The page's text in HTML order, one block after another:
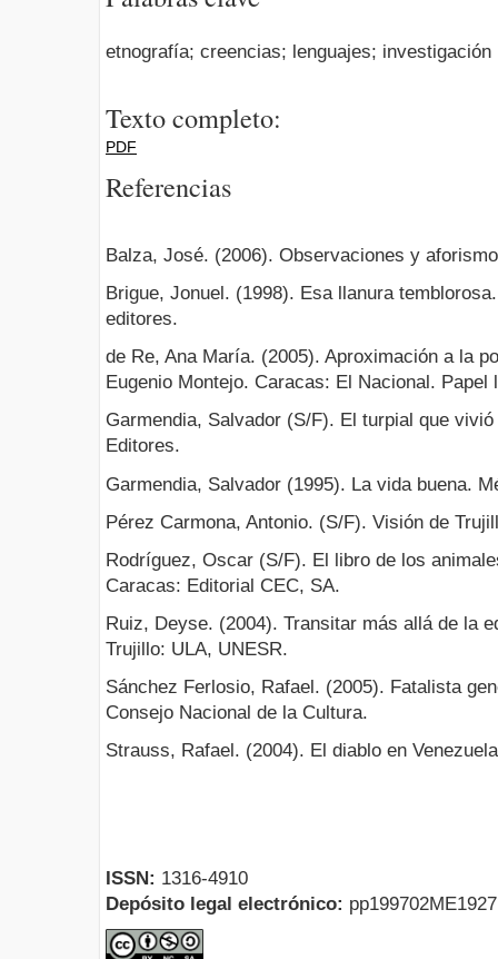
etnografía; creencias; lenguajes; investigación
Texto completo:
PDF
Referencias
Balza, José. (2006). Observaciones y
Brigue, Jonuel. (1998). Esa llanura
editores.
de Re, Ana María. (2005). Aproximación a la
Eugenio Montejo. Caracas: El Nacional. Papel
Garmendia, Salvador (S/F). El turpial que
Editores.
Garmendia, Salvador (1995). La vida buena.
Pérez Carmona, Antonio. (S/F). Visión de
Rodríguez, Oscar (S/F). El libro de los
Caracas: Editorial CEC, SA.
Ruiz, Deyse. (2004). Transitar más allá de la
Trujillo: ULA, UNESR.
Sánchez Ferlosio, Rafael. (2005). Fatalista
Consejo Nacional de la Cultura.
Strauss, Rafael. (2004). El diablo en
ISSN: 1316-4910
Depósito legal electrónico: